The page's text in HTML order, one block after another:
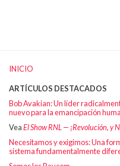
INICIO
ARTÍCULOS DESTACADOS
Bob Avakian: Un líder
nuevo para la emancipación
VeaEl Show RNL — ¡Revolución, y
Necesitamos y exigimos: Una
sistema fundamentalmente